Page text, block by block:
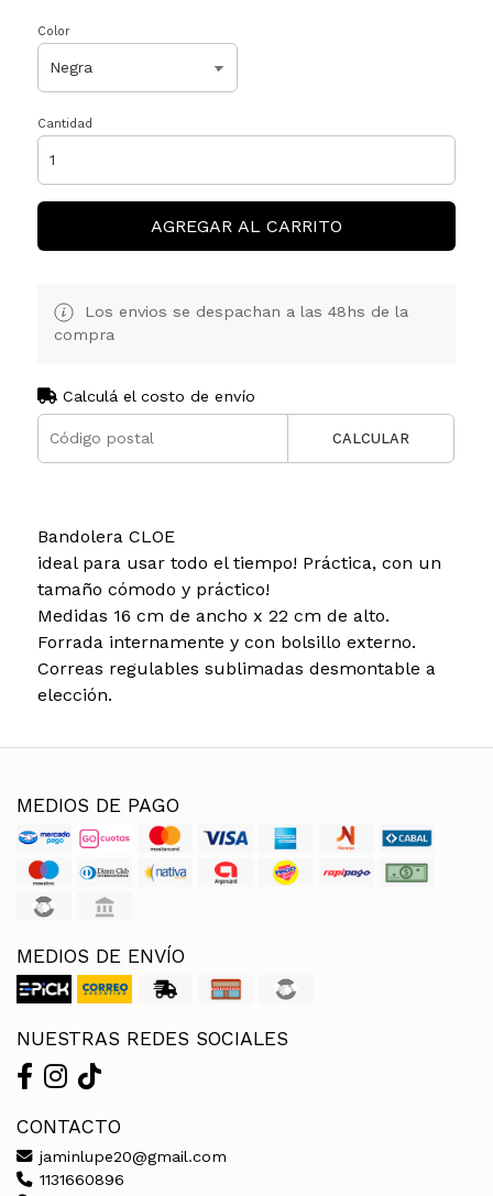
Color
Cantidad
AGREGAR AL CARRITO
Los envios se despachan a las 48hs de la
compra
Calculá el costo de envío
CALCULAR
Bandolera CLOE
ideal para usar todo el tiempo! Práctica, con un
tamaño cómodo y práctico!
Medidas 16 cm de ancho x 22 cm de alto.
Forrada internamente y con bolsillo externo.
Correas regulables sublimadas desmontable a
elección.
MEDIOS DE PAGO
MEDIOS DE ENVÍO
NUESTRAS REDES SOCIALES
CONTACTO
jaminlupe20@gmail.com
1131660896